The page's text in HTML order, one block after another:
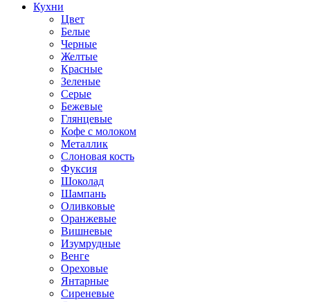
Кухни
Цвет
Белые
Черные
Желтые
Красные
Зеленые
Серые
Бежевые
Глянцевые
Кофе с молоком
Металлик
Слоновая кость
Фуксия
Шоколад
Шампань
Оливковые
Оранжевые
Вишневые
Изумрудные
Венге
Ореховые
Янтарные
Сиреневые